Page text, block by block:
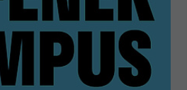
im Typo3-Backend
ist und Rechte besitzt diese